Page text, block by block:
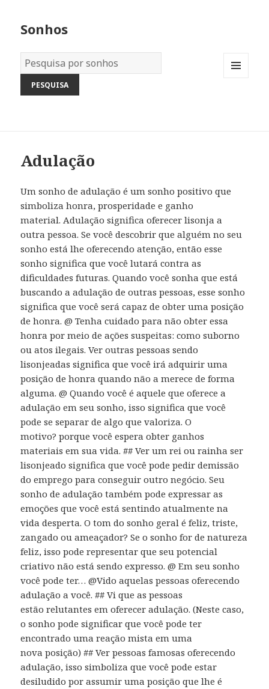
Sonhos
Dicionário
dos
Sonhos:
Adulação
Um sonho de adulação é um sonho positivo que
simboliza honra, prosperidade e ganho
material. Adulação significa oferecer lisonja a
outra pessoa. Se você descobrir que alguém no seu
sonho está lhe oferecendo atenção, então esse
sonho significa que você lutará contra as
dificuldades futuras. Quando você sonha que está
buscando a adulação de outras pessoas, esse sonho
significa que você será capaz de obter uma posição
de honra. @ Tenha cuidado para não obter essa
honra por meio de ações suspeitas: como suborno
ou atos ilegais. Ver outras pessoas sendo
lisonjeadas significa que você irá adquirir uma
posição de honra quando não a merece de forma
alguma. @ Quando você é aquele que oferece a
adulação em seu sonho, isso significa que você
pode se separar de algo que valoriza. O
motivo? porque você espera obter ganhos
materiais em sua vida. ## Ver um rei ou rainha ser
lisonjeado significa que você pode pedir demissão
do emprego para conseguir outro negócio. Seu
sonho de adulação também pode expressar as
emoções que você está sentindo atualmente na
vida desperta. O tom do sonho geral é feliz, triste,
zangado ou ameaçador? Se o sonho for de natureza
feliz, isso pode representar que seu potencial
criativo não está sendo expresso. @ Em seu sonho
você pode ter… @Vido aquelas pessoas oferecendo
adulação a você. ## Vi que as pessoas
estão relutantes em oferecer adulação. (Neste caso,
o sonho pode significar que você pode ter
encontrado uma reação mista em uma
nova posição) ## Ver pessoas famosas oferecendo
adulação, isso simboliza que você pode estar
desiludido por assumir uma posição que lhe é